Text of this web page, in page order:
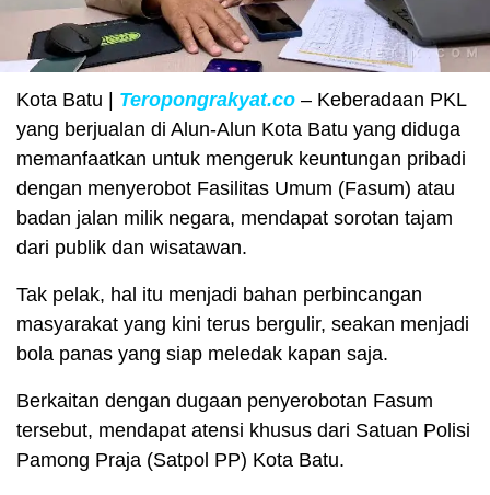
Kota Batu | Teropongrakyat.co – Keberadaan PKL
yang berjualan di Alun-Alun Kota Batu yang diduga
memanfaatkan untuk mengeruk keuntungan pribadi
dengan menyerobot Fasilitas Umum (Fasum) atau
badan jalan milik negara, mendapat sorotan tajam
dari publik dan wisatawan.
Tak pelak, hal itu menjadi bahan perbincangan
masyarakat yang kini terus bergulir, seakan menjadi
bola panas yang siap meledak kapan saja.
Berkaitan dengan dugaan penyerobotan Fasum
tersebut, mendapat atensi khusus dari Satuan Polisi
Pamong Praja (Satpol PP) Kota Batu.